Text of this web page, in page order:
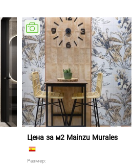
Цена за м2 Mainzu Murales
Размер: